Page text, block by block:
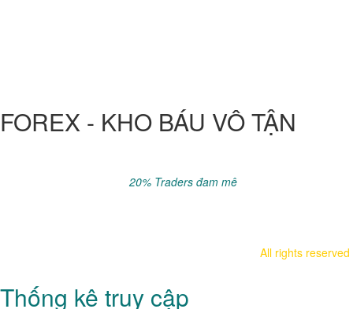
FOREX - KHO BÁU VÔ TẬN
20% Traders đam mê
All rights reserved
Thống kê truy cập